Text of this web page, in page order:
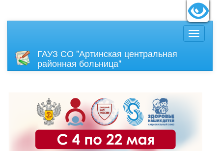
ГАУЗ СО "Артинская центральная
районная больница"